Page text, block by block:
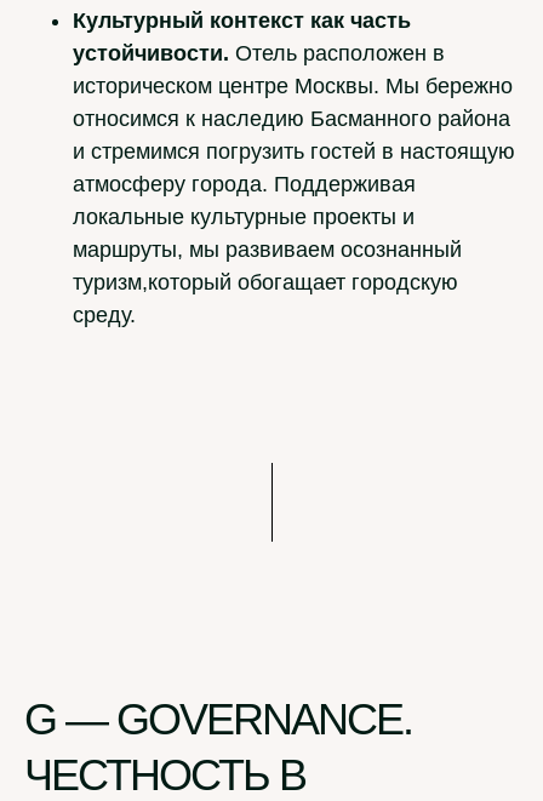
Культурный контекст как часть
устойчивости. Отель расположен в
историческом центре Москвы. Мы бережно
относимся к наследию Басманного района
и стремимся погрузить гостей в настоящую
атмосферу города. Поддерживая
локальные культурные проекты и
маршруты, мы развиваем осознанный
туризм,который обогащает городскую
среду.
G — GOVERNANCE.
ЧЕСТНОСТЬ В